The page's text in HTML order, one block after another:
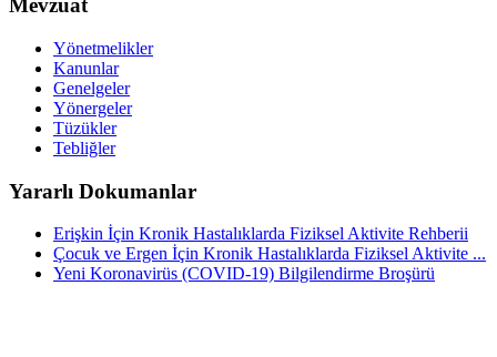
Mevzuat
Yönetmelikler
Kanunlar
Genelgeler
Yönergeler
Tüzükler
Tebliğler
Yararlı Dokumanlar
Erişkin İçin Kronik Hastalıklarda Fiziksel Aktivite Rehberii
Çocuk ve Ergen İçin Kronik Hastalıklarda Fiziksel Aktivite ...
Yeni Koronavirüs (COVID-19) Bilgilendirme Broşürü